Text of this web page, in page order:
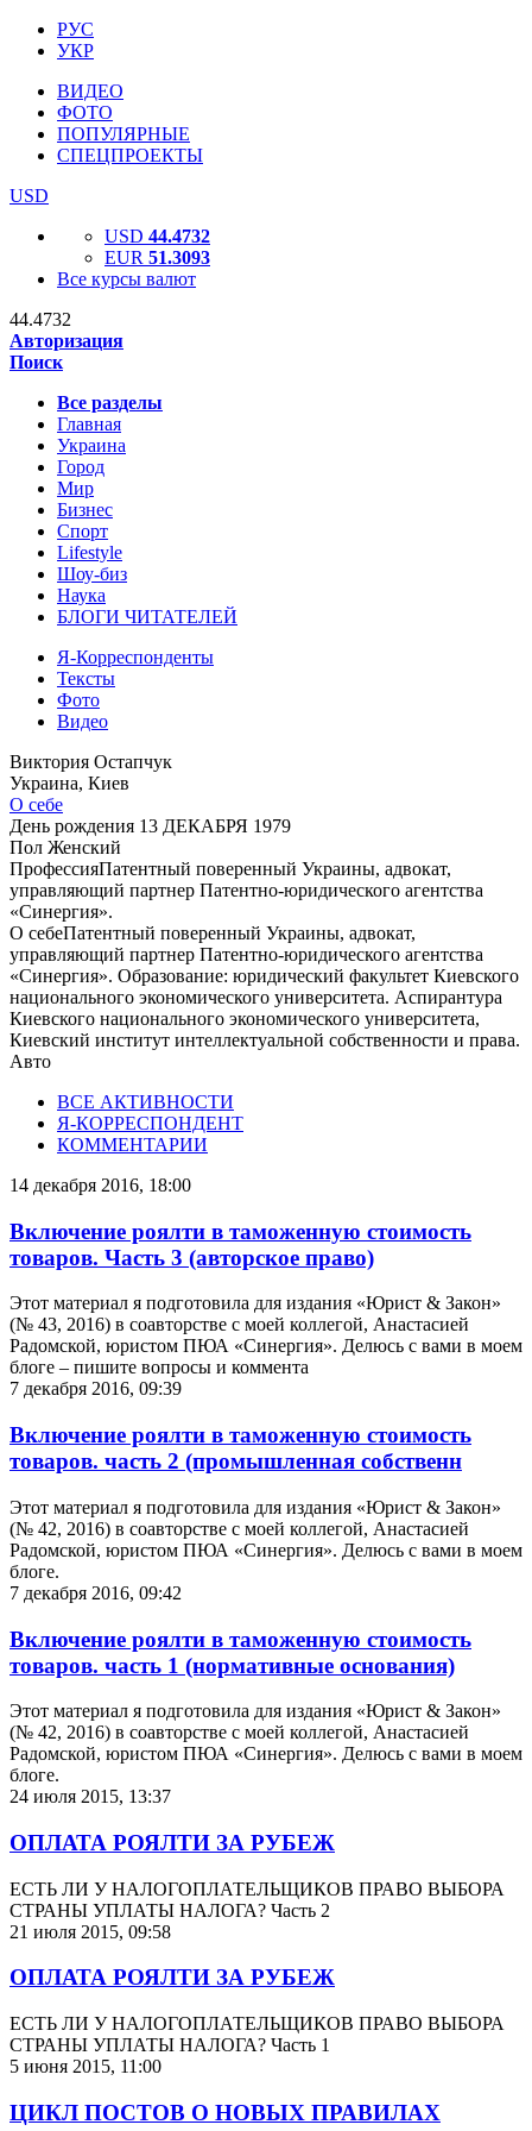
РУС
УКР
ВИДЕО
ФОТО
ПОПУЛЯРНЫЕ
СПЕЦПРОЕКТЫ
USD
USD 44.4732
EUR 51.3093
Все курсы валют
44.4732
Авторизация
Поиск
Все разделы
Главная
Украина
Город
Мир
Бизнес
Спорт
Lifestyle
Шоу-биз
Наука
БЛОГИ ЧИТАТЕЛЕЙ
Я-Корреспонденты
Тексты
Фото
Видео
Виктория Остапчук
Украина, Киев
О себе
День рождения 13 ДЕКАБРЯ 1979
Пол Женский
ПрофессияПатентный поверенный Украины, адвокат,
управляющий партнер Патентно-юридического агентства
«Синергия».
О себеПатентный поверенный Украины, адвокат,
управляющий партнер Патентно-юридического агентства
«Синергия». Образование: юридический факультет Киевского
национального экономического университета. Аспирантура
Киевского национального экономического университета,
Киевский институт интеллектуальной собственности и права.
Авто
ВСЕ АКТИВНОСТИ
Я-КОРРЕСПОНДЕНТ
КОММЕНТАРИИ
14 декабря 2016, 18:00
Включение роялти в таможенную стоимость
товаров. Часть 3 (авторское право)
Этот материал я подготовила для издания «Юрист & Закон»
(№ 43, 2016) в соавторстве с моей коллегой, Анастасией
Радомской, юристом ПЮА «Синергия». Делюсь с вами в моем
блоге – пишите вопросы и коммента
7 декабря 2016, 09:39
Включение роялти в таможенную стоимость
товаров. часть 2 (промышленная собственн
Этот материал я подготовила для издания «Юрист & Закон»
(№ 42, 2016) в соавторстве с моей коллегой, Анастасией
Радомской, юристом ПЮА «Синергия». Делюсь с вами в моем
блоге.
7 декабря 2016, 09:42
Включение роялти в таможенную стоимость
товаров. часть 1 (нормативные основания)
Этот материал я подготовила для издания «Юрист & Закон»
(№ 42, 2016) в соавторстве с моей коллегой, Анастасией
Радомской, юристом ПЮА «Синергия». Делюсь с вами в моем
блоге.
24 июля 2015, 13:37
ОПЛАТА РОЯЛТИ ЗА РУБЕЖ
ЕСТЬ ЛИ У НАЛОГОПЛАТЕЛЬЩИКОВ ПРАВО ВЫБОРА
СТРАНЫ УПЛАТЫ НАЛОГА? Часть 2
21 июля 2015, 09:58
ОПЛАТА РОЯЛТИ ЗА РУБЕЖ
ЕСТЬ ЛИ У НАЛОГОПЛАТЕЛЬЩИКОВ ПРАВО ВЫБОРА
СТРАНЫ УПЛАТЫ НАЛОГА? Часть 1
5 июня 2015, 11:00
ЦИКЛ ПОСТОВ О НОВЫХ ПРАВИЛАХ